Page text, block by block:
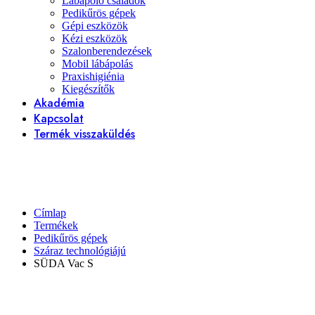
Pedikűrös gépek
Gépi eszközök
Kézi eszközök
Szalonberendezések
Mobil lábápolás
Praxishigiénia
Kiegészítők
Akadémia
Kapcsolat
Termék visszaküldés
Címlap
Termékek
Pedikűrös gépek
Száraz technológiájú
SÜDA Vac S